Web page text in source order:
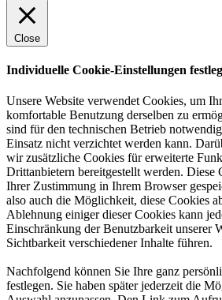
Close
Individuelle Cookie-Einstellungen
Unsere Website verwendet Cookies, um
komfortable Benutzung derselben zu
sind für den technischen Betrieb
Einsatz nicht verzichtet werden kann.
wir zusätzliche Cookies für erweiterte
Drittanbietern bereitgestellt werden. Diese
Ihrer Zustimmung in Ihrem Browser
also auch die Möglichkeit, diese Cookies
Ablehnung einiger dieser Cookies kann
Einschränkung der Benutzbarkeit unserer
Sichtbarkeit verschiedener Inhalte führen.
Nachfolgend können Sie Ihre ganz
festlegen. Sie haben später jederzeit die